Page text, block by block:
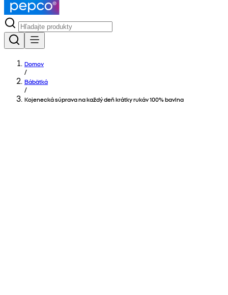
Domov
/
Bábätká
/
Kojenecká súprava na každý deň krátky rukáv 100% bavlna